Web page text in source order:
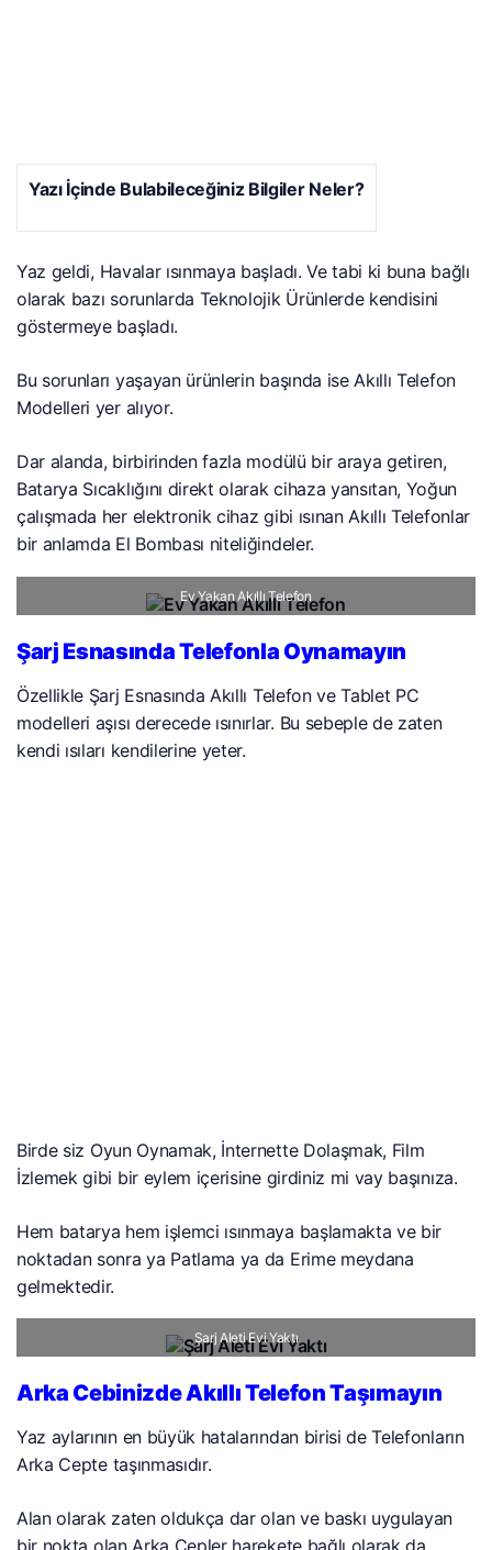
Yazı İçinde Bulabileceğiniz Bilgiler Neler?
Yaz geldi, Havalar ısınmaya başladı. Ve tabi ki buna bağlı
olarak bazı sorunlarda Teknolojik Ürünlerde kendisini
göstermeye başladı.
Bu sorunları yaşayan ürünlerin başında ise Akıllı Telefon
Modelleri yer alıyor.
Dar alanda, birbirinden fazla modülü bir araya getiren,
Batarya Sıcaklığını direkt olarak cihaza yansıtan, Yoğun
çalışmada her elektronik cihaz gibi ısınan Akıllı Telefonlar
bir anlamda El Bombası niteliğindeler.
Ev Yakan Akıllı Telefon
Şarj Esnasında Telefonla Oynamayın
Özellikle Şarj Esnasında Akıllı Telefon ve Tablet PC
modelleri aşısı derecede ısınırlar. Bu sebeple de zaten
kendi ısıları kendilerine yeter.
Birde siz Oyun Oynamak, İnternette Dolaşmak, Film
İzlemek gibi bir eylem içerisine girdiniz mi vay başınıza.
Hem batarya hem işlemci ısınmaya başlamakta ve bir
noktadan sonra ya Patlama ya da Erime meydana
gelmektedir.
Şarj Aleti Evi Yaktı
Arka Cebinizde Akıllı Telefon Taşımayın
Yaz aylarının en büyük hatalarından birisi de Telefonların
Arka Cepte taşınmasıdır.
Alan olarak zaten oldukça dar olan ve baskı uygulayan